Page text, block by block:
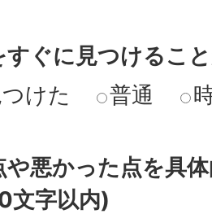
すぐに見つけるこ
けた
普通
や悪かった点を具
文字以内)